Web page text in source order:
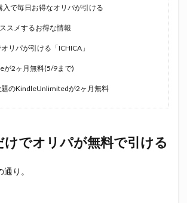
入で毎日お得なオリパが引ける
スメするお得な情報
リパが引ける「ICHICA」
が2ヶ月無料(5/9まで)
題のKindleUnlimitedが2ヶ月無料
けでオリパが無料で引ける
り。